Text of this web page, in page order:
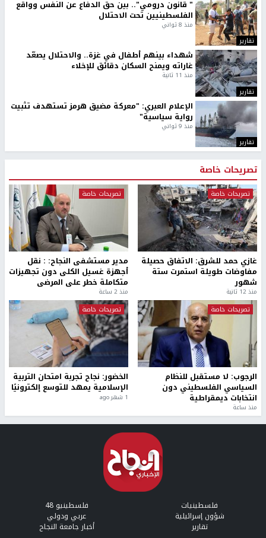
تقارير
" قانون درومي".. بين حق الدفاع عن النفس وواقع
الفلسطينيين تحت الاحتلال
منذ 8 ثواني
تقارير
شهداء بينهم أطفال في غزة.. والاحتلال يصعّد
غاراته ويمنح السكان دقائق للإخلاء
منذ 11 ثانية
تقارير
الإعلام العبري: "معركة مضيق هرمز تستهدف تثبيت
رواية سياسية"
منذ 9 ثواني
تصريحات خاصة
تصريحات خاصة
غازي حمد للشرق: الاتفاق حصيلة
مفاوضات طويلة استمرت ستة
شهور
منذ 12 ثانية
تصريحات خاصة
مدير مستشفى النجاح: : نقل
أجهزة غسيل الكلى دون تجهيزات
متكاملة خطر على المرضى
منذ 2 ساعة
تصريحات خاصة
الرجوب: لا مستقبل للنظام
السياسي الفلسطيني دون
انتخابات ديمقراطية
منذ ساعة
تصريحات خاصة
الخضور: نجاح تجربة امتحان التربية
الإسلامية يمهد للتوسع إلكترونيًا
1 شهر ago
فلسطينيات فلسطينيو 48
شؤون إسرائيلية عربي ودولي
تقارير أخبار جامعة النجاح